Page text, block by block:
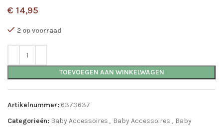
€ 14,95
2 op voorraad
TOEVOEGEN AAN WINKELWAGEN
Artikelnummer: 6373637
Categorieën: Baby Accessoires , Baby Accessoires , Baby